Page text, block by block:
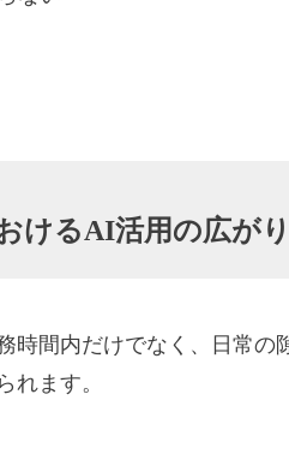
けるAI活用の広がり
時間内だけでなく、日常の
れます。